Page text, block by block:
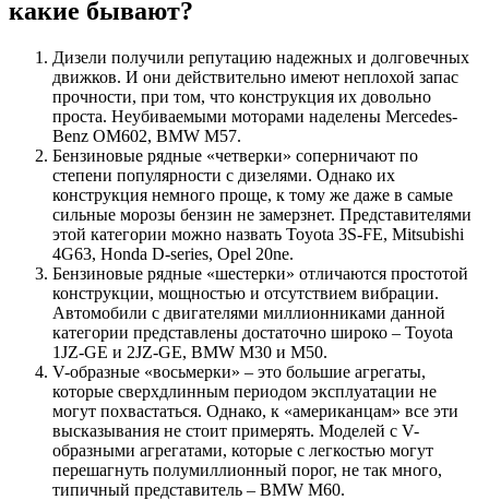
какие бывают?
Дизели получили репутацию надежных и долговечных
движков. И они действительно имеют неплохой запас
прочности, при том, что конструкция их довольно
проста. Неубиваемыми моторами наделены Mercedes-
Benz OM602, BMW M57.
Бензиновые рядные «четверки» соперничают по
степени популярности с дизелями. Однако их
конструкция немного проще, к тому же даже в самые
сильные морозы бензин не замерзнет. Представителями
этой категории можно назвать Toyota 3S-FE, Mitsubishi
4G63, Honda D-series, Opel 20ne.
Бензиновые рядные «шестерки» отличаются простотой
конструкции, мощностью и отсутствием вибрации.
Автомобили с двигателями миллионниками данной
категории представлены достаточно широко – Toyota
1JZ-GE и 2JZ-GE, BMW M30 и М50.
V-образные «восьмерки» – это большие агрегаты,
которые сверхдлинным периодом эксплуатации не
могут похвастаться. Однако, к «американцам» все эти
высказывания не стоит примерять. Моделей с V-
образными агрегатами, которые с легкостью могут
перешагнуть полумиллионный порог, не так много,
типичный представитель – BMW M60.